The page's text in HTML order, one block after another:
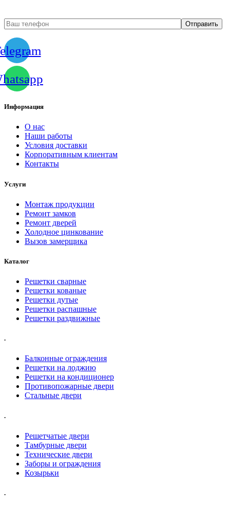
Информация
О нас
Наши работы
Условия доставки
Корпоративным клиентам
Контакты
Услуги
Монтаж продукции
Ремонт замков
Ремонт дверей
Холодное цинкование
Вызов замерщика
Каталог
Решетки сварные
Решетки кованые
Решетки дутые
Решетки распашные
Решетки раздвижные
.
Балконные ограждения
Решетки на лоджию
Решетки на кондиционер
Противопожарные двери
Стальные двери
.
Решетчатые двери
Тамбурные двери
Технические двери
Заборы и ограждения
Козырьки
.